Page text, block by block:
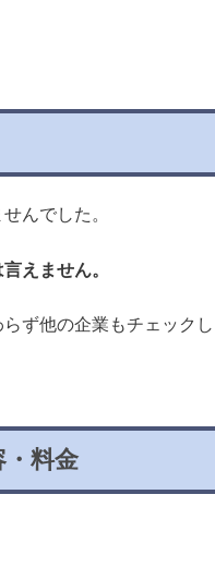
んでした。
えません。
ず他の企業もチェックし
料金